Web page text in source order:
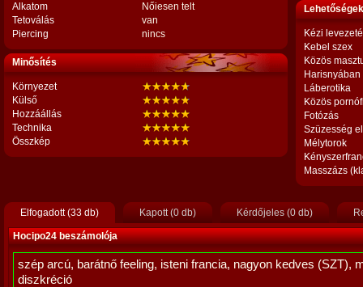
Alkatom
Nőiesen telt
Tetoválás
van
Piercing
nincs
Minősítés
Környezet
Külső
Hozzáállás
Technika
Összkép
Kézi
Kebel szex
Közös
Harisnyában
Láberotika
Közös
Fotózás
Szüzesség
Mélytorok
Masszázs
Elfogadott (33 db) Kapott (0 db) Kérdőjeles (0 db)
Hocipo24 beszámolója
szép arcú, barátnő feeling, isteni francia, nagyon kedves (SZT),
diszkréció